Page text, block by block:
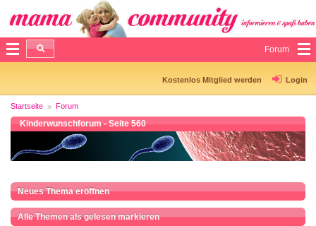
Forum
Kostenlos Mitglied werden Login
Startseite Forum
Kinderwunschforum - Seite 560
Neues Thema eröffnen
Alle Themen als gelesen markieren